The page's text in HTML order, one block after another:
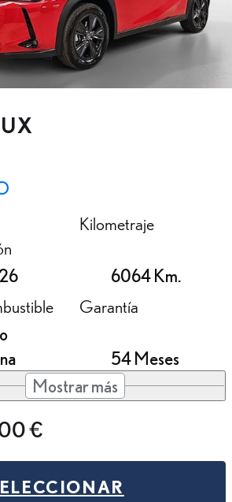
Kilometraje
6064 Km.
Garantía
54 Meses
Mostrar más
€